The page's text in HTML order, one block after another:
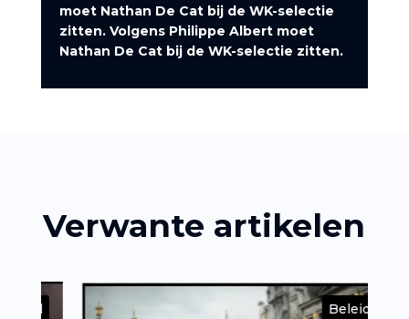
moet Nathan De Cat bij de WK-selectie
zitten. Volgens Philippe Albert moet
Nathan De Cat bij de WK-selectie zitten.
Verwante artikelen
Beleid